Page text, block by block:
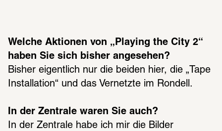
Welche Aktionen von „Playing the City 2“
haben Sie sich bisher angesehen?
Bisher eigentlich nur die beiden hier, die „Tape
Installation“ und das Vernetzte im Rondell.
In der Zentrale waren Sie auch?
In der Zentrale habe ich mir die Bilder